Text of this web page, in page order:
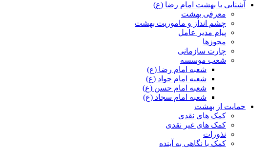
آشنایی با بهشت امام رضا (ع)
معرفی بهشت
چشم انداز و ماموریت بهشت
پیام مدیر عامل
مجوزها
چارت سازمانی
شعب موسسه
شعبه امام رضا (ع)
شعبه امام جواد (ع)
شعبه امام حسن (ع)
شعبه امام سجاد (ع)
حمایت از بهشت
کمک های نقدی
کمک های غیر نقدی
نذورات
کمک با نگاهی به آینده